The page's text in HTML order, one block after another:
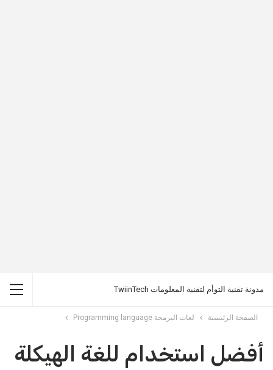
مدونة تقنية التوأم لتقنية المعلومات TwiinTech
الصفحة الرئيسية لغات البرمجة Programming language
أفضل استخدام للغة الهيكلة